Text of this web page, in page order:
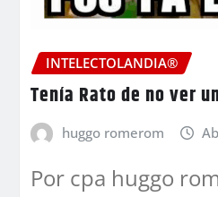
INTELECTOLANDIA®
Tenía Rato de no ver
huggo romerom
Por cpa huggo